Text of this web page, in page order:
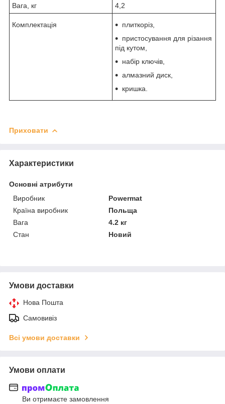
Вага, кг
4,2
Комплектація
плиткоріз,
пристосування для різання
під кутом,
набір ключів,
алмазний диск,
кришка.
Приховати
Характеристики
Основні атрибути
Виробник
Powermat
Країна виробник
Польща
Вага
4.2 кг
Стан
Новий
Умови доставки
Нова Пошта
Самовивіз
Всі умови доставки
Умови оплати
Ви отримаєте замовлення